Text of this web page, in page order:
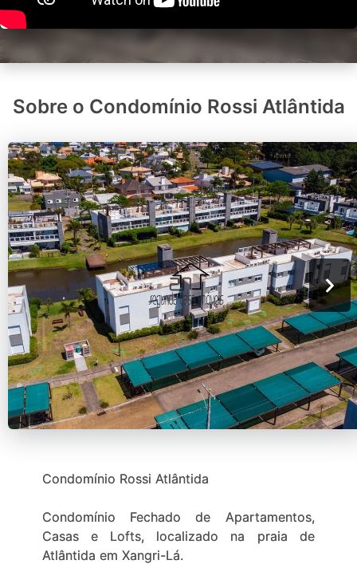
Sobre o Condomínio Rossi Atlântida
Condomínio Rossi Atlântida
Condomínio Fechado de Apartamentos,
Casas e Lofts, localizado na praia de
Atlântida em Xangri-Lá.